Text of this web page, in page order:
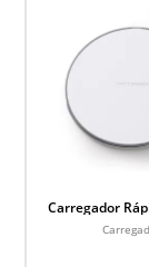
Carregador